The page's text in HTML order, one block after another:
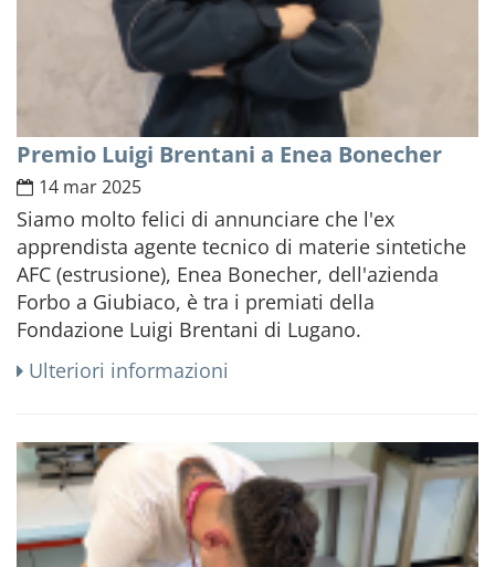
Premio Luigi Brentani a Enea Bonecher
14 mar 2025
Siamo molto felici di annunciare che l'ex
apprendista agente tecnico di materie sintetiche
AFC (estrusione), Enea Bonecher, dell'azienda
Forbo a Giubiaco, è tra i premiati della
Fondazione Luigi Brentani di Lugano.
Ulteriori informazioni